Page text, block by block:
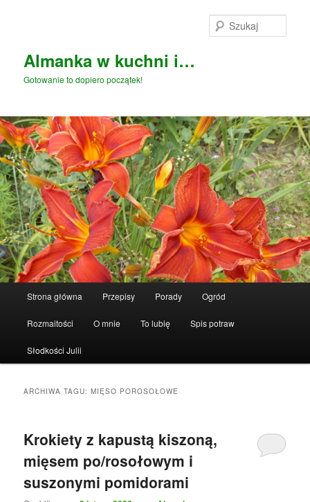
Almanka w kuchni i…
Gotowanie to dopiero początek!
Strona główna Przepisy Porady Ogród
Rozmaitości O mnie To lubię Spis potraw
Słodkości Julii
ARCHIWA TAGU:MIĘSO POROSOŁOWE
Krokiety z kapustą kiszoną,
mięsem po/rosołowym i
suszonymi pomidorami